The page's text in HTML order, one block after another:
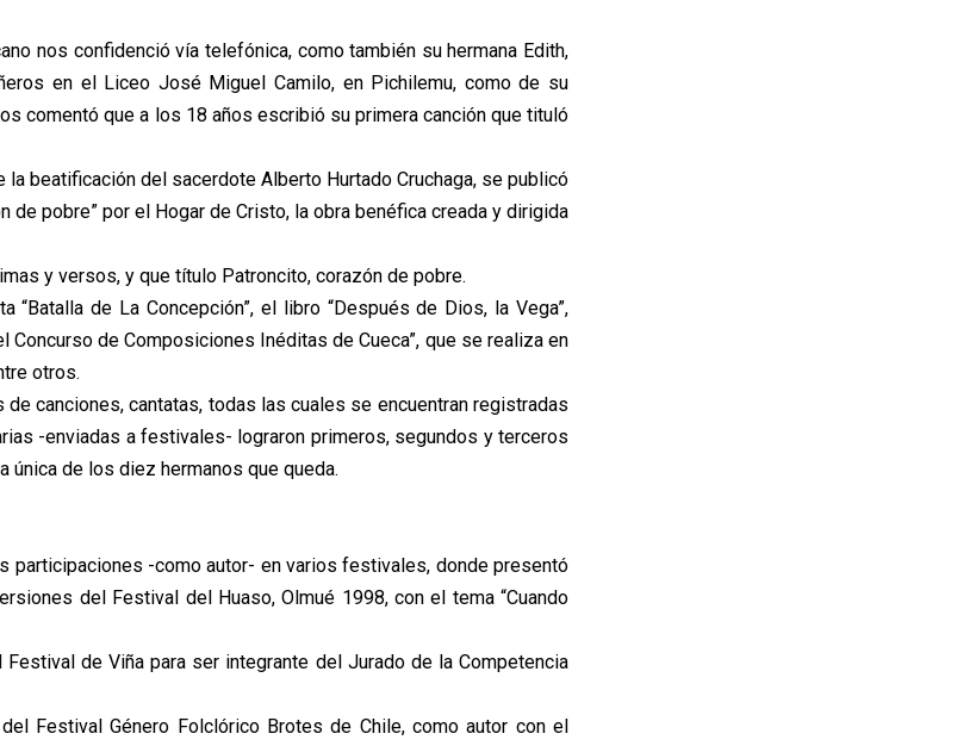
nos confidenció vía telefónica, como también su hermana Edith,
en el Liceo José Miguel Camilo, en Pichilemu, como de su
comentó que a los 18 años escribió su primera canción que tituló
la beatificación del sacerdote Alberto Hurtado Cruchaga, se publicó
de pobre” por el Hogar de Cristo, la obra benéfica creada y dirigida
y versos, y que título Patroncito, corazón de pobre.
“Batalla de La Concepción”, el libro “Después de Dios, la Vega”,
Concurso de Composiciones Inéditas de Cueca”, que se realiza en
otros.
de canciones, cantatas, todas las cuales se encuentran registradas
-enviadas a festivales- lograron primeros, segundos y terceros
única de los diez hermanos que queda.
participaciones -como autor- en varios festivales, donde presentó
del Festival del Huaso, Olmué 1998, con el tema “Cuando
Festival de Viña para ser integrante del Jurado de la Competencia
Festival Género Folclórico Brotes de Chile, como autor con el